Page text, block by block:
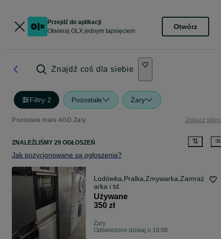
Przejdź do aplikacji
Otwieraj OLX jednym tapnięciem
Otwórz
Znajdź coś dla siebie
Filtry·2 Pozostałe Żary
Pozostałe małe AGD Żary Zobacz
ZNALEŹLIŚMY 29 OGŁOSZEŃ
Jak pozycjonowane są ogłoszenia?
Lodówka,Pralka,Zmywarka,Zamraż
arka i td.
Używane
350 zł
Żary
Odświeżono dzisiaj o 10:08